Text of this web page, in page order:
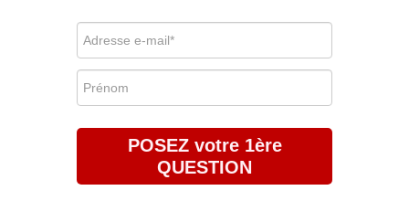
POSEZ votre 1ère
QUESTION